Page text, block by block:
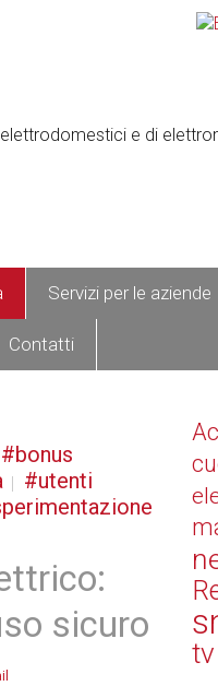
Servizi per le aziende
Contatti
bonus
utenti
sicuro
tv